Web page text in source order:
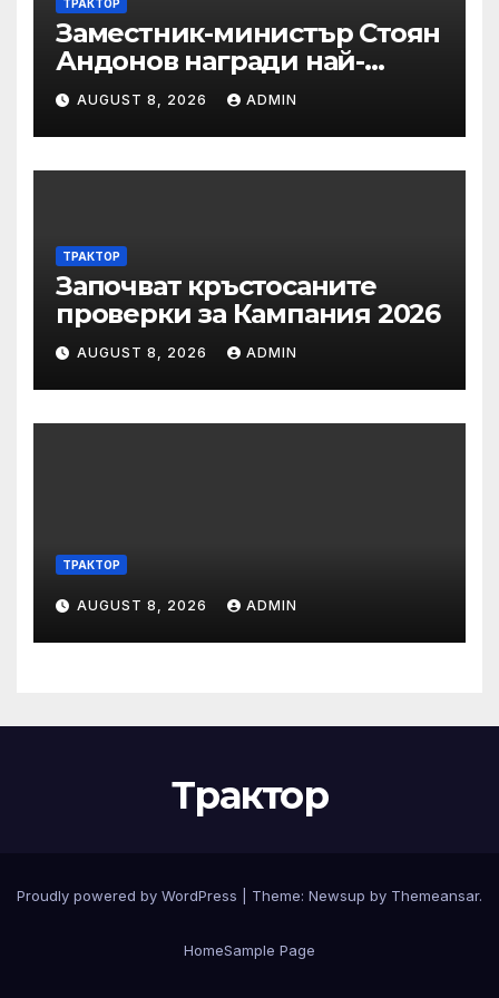
ТРАКТОР
Заместник-министър Стоян
Андонов награди най-
заслужилите спортисти на
ОСК “Левски”
AUGUST 8, 2026 ADMIN
ТРАКТОР
Започват кръстосаните
проверки за Кампания 2026
AUGUST 8, 2026 ADMIN
ТРАКТОР
AUGUST 8, 2026 ADMIN
Трактор
Proudly powered by WordPress Theme: Newsup by Themeansar.
HomeSample Page